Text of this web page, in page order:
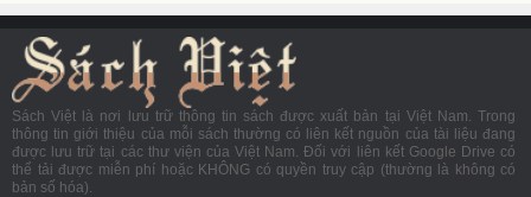
Sách Việt là nơi lưu trữ thông tin sách được xuất bản tại Việt Nam. Trong
thông tin giới thiệu của mỗi sách thường có liên kết nguồn của tài liệu đang
được lưu trữ tại các thư viện của Việt Nam. Đối với liên kết Google Drive có
thể tải được miễn phí hoặc KHÔNG có quyền truy cập (thường là không có
bản số hóa).